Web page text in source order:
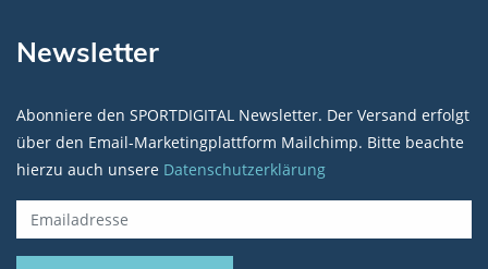
Newsletter
Abonniere den SPORTDIGITAL Newsletter. Der Versand erfolgt
über den Email-Marketingplattform Mailchimp. Bitte beachte
hierzu auch unsere Datenschutzerklärung